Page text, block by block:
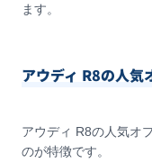
ます。
アウディ R8の人気
アウディ R8の人気オ
のが特徴です。